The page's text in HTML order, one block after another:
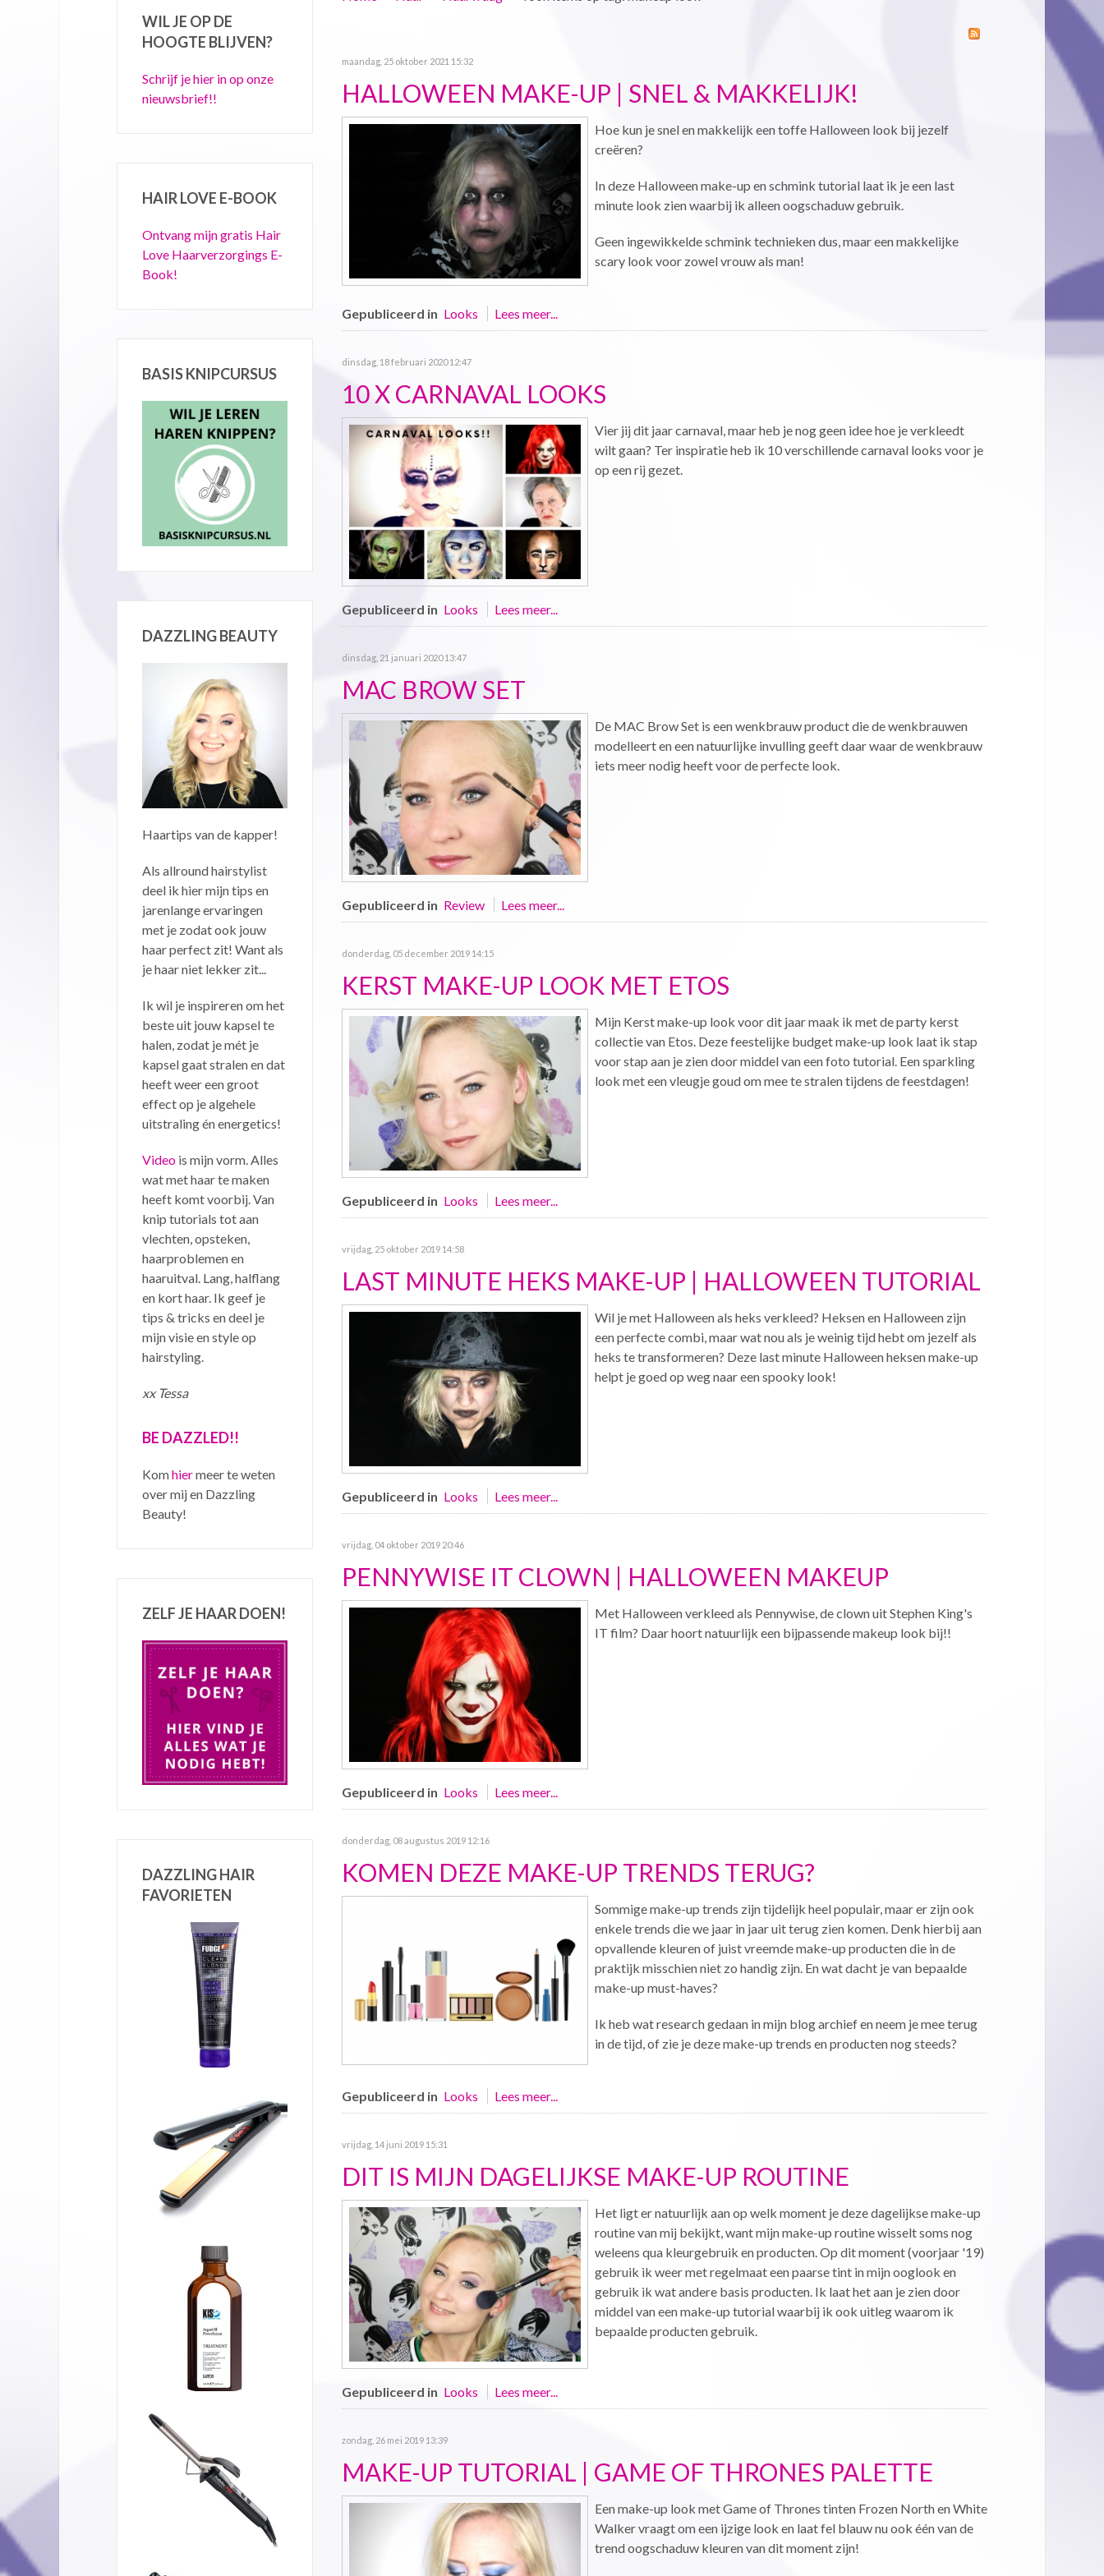
maandag, 25 oktober 2021 15:32
HALLOWEEN MAKE-UP | SNEL & MAKKELIJK!
Hoe kun je snel en makkelijk een toffe Halloween look bij jezelf
creëren?
In deze Halloween make-up en schmink tutorial laat ik je een last
minute look zien waarbij ik alleen oogschaduw gebruik.
Geen ingewikkelde schmink technieken dus, maar een makkelijke
scary look voor zowel vrouw als man!
Gepubliceerd in Looks Lees meer...
dinsdag, 18 februari 2020 12:47
10 X CARNAVAL LOOKS
Vier jij dit jaar carnaval, maar heb je nog geen idee hoe je verkleedt
wilt gaan? Ter inspiratie heb ik 10 verschillende carnaval looks voor je
op een rij gezet.
Gepubliceerd in Looks Lees meer...
dinsdag, 21 januari 2020 13:47
MAC BROW SET
De MAC Brow Set is een wenkbrauw product die de wenkbrauwen
modelleert en een natuurlijke invulling geeft daar waar de wenkbrauw
iets meer nodig heeft voor de perfecte look.
Gepubliceerd in Review Lees meer...
donderdag, 05 december 2019 14:15
KERST MAKE-UP LOOK MET ETOS
Mijn Kerst make-up look voor dit jaar maak ik met de party kerst
collectie van Etos. Deze feestelijke budget make-up look laat ik stap
voor stap aan je zien door middel van een foto tutorial. Een sparkling
look met een vleugje goud om mee te stralen tijdens de feestdagen!
Gepubliceerd in Looks Lees meer...
vrijdag, 25 oktober 2019 14:58
LAST MINUTE HEKS MAKE-UP | HALLOWEEN TUTORIAL
Wil je met Halloween als heks verkleed? Heksen en Halloween zijn
een perfecte combi, maar wat nou als je weinig tijd hebt om jezelf als
heks te transformeren? Deze last minute Halloween heksen make-up
helpt je goed op weg naar een spooky look!
Gepubliceerd in Looks Lees meer...
vrijdag, 04 oktober 2019 20:46
PENNYWISE IT CLOWN | HALLOWEEN MAKEUP
Met Halloween verkleed als Pennywise, de clown uit Stephen King's
IT film? Daar hoort natuurlijk een bijpassende makeup look bij!!
Gepubliceerd in Looks Lees meer...
donderdag, 08 augustus 2019 12:16
KOMEN DEZE MAKE-UP TRENDS TERUG?
Sommige make-up trends zijn tijdelijk heel populair, maar er zijn ook
enkele trends die we jaar in jaar uit terug zien komen. Denk hierbij aan
opvallende kleuren of juist vreemde make-up producten die in de
praktijk misschien niet zo handig zijn. En wat dacht je van bepaalde
make-up must-haves?
Ik heb wat research gedaan in mijn blog archief en neem je mee terug
in de tijd, of zie je deze make-up trends en producten nog steeds?
Gepubliceerd in Looks Lees meer...
vrijdag, 14 juni 2019 15:31
DIT IS MIJN DAGELIJKSE MAKE-UP ROUTINE
Het ligt er natuurlijk aan op welk moment je deze dagelijkse make-up
routine van mij bekijkt, want mijn make-up routine wisselt soms nog
weleens qua kleurgebruik en producten. Op dit moment (voorjaar '19)
gebruik ik weer met regelmaat een paarse tint in mijn ooglook en
gebruik ik wat andere basis producten. Ik laat het aan je zien door
middel van een make-up tutorial waarbij ik ook uitleg waarom ik
bepaalde producten gebruik.
Gepubliceerd in Looks Lees meer...
zondag, 26 mei 2019 13:39
MAKE-UP TUTORIAL | GAME OF THRONES PALETTE
Een make-up look met Game of Thrones tinten Frozen North en White
Walker vraagt om een ijzige look en laat fel blauw nu ook één van de
trend oogschaduw kleuren van dit moment zijn!
WIL JE OP DE
HOOGTE BLIJVEN?
Schrijf je hier in op onze
nieuwsbrief!!
HAIR LOVE E-BOOK
Ontvang mijn gratis Hair
Love Haarverzorgings E-
Book!
BASIS KNIPCURSUS
DAZZLING BEAUTY
Haartips van de kapper!
Als allround hairstylist
deel ik hier mijn tips en
jarenlange ervaringen
met je zodat ook jouw
haar perfect zit! Want als
je haar niet lekker zit...
Ik wil je inspireren om het
beste uit jouw kapsel te
halen, zodat je mét je
kapsel gaat stralen en dat
heeft weer een groot
effect op je algehele
uitstraling én energetics!
Video is mijn vorm. Alles
wat met haar te maken
heeft komt voorbij. Van
knip tutorials tot aan
vlechten, opsteken,
haarproblemen en
haaruitval. Lang, halflang
en kort haar. Ik geef je
tips & tricks en deel je
mijn visie en style op
hairstyling.
xx Tessa
BE DAZZLED!!
Komhiermeer te weten
over mij en Dazzling
Beauty!
ZELF JE HAAR DOEN!
DAZZLING HAIR
FAVORIETEN